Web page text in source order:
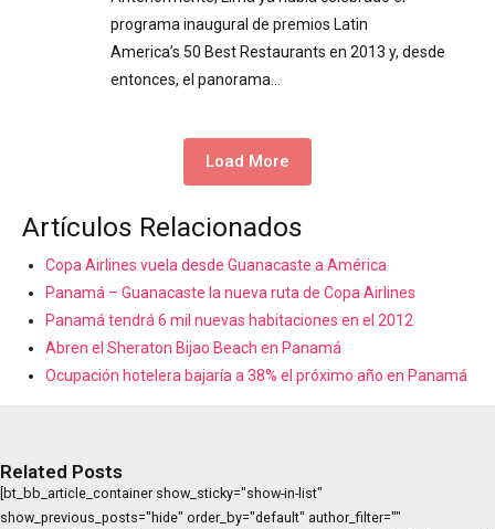
programa inaugural de premios Latin
America’s 50 Best Restaurants en 2013 y, desde
entonces, el panorama…
Load More
Artículos Relacionados
Copa Airlines vuela desde Guanacaste a América
Panamá – Guanacaste la nueva ruta de Copa Airlines
Panamá tendrá 6 mil nuevas habitaciones en el 2012
Abren el Sheraton Bijao Beach en Panamá
Ocupación hotelera bajaría a 38% el próximo año en Panamá
Related Posts
[bt_bb_article_container show_sticky="show-in-list"
show_previous_posts="hide" order_by="default" author_filter=""